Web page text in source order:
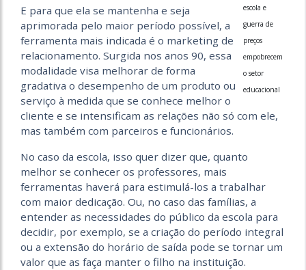
escola e
guerra de
preços
empobrecem
o setor
educacional
E para que ela se mantenha e seja
aprimorada pelo maior período possível, a
ferramenta mais indicada é o marketing de
relacionamento. Surgida nos anos 90, essa
modalidade visa melhorar de forma
gradativa o desempenho de um produto ou
serviço à medida que se conhece melhor o
cliente e se intensificam as relações não só com ele,
mas também com parceiros e funcionários.
No caso da escola, isso quer dizer que, quanto
melhor se conhecer os professores, mais
ferramentas haverá para estimulá-los a trabalhar
com maior dedicação. Ou, no caso das famílias, a
entender as necessidades do público da escola para
decidir, por exemplo, se a criação do período integral
ou a extensão do horário de saída pode se tornar um
valor que as faça manter o filho na instituição.